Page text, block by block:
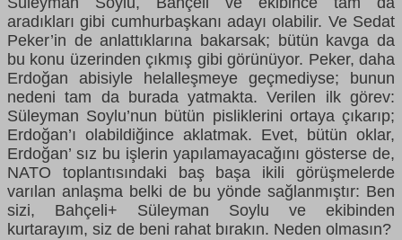
aradıkları gibi cumhurbaşkanı adayı olabilir. Ve Sedat
Peker’in de anlattıklarına bakarsak; bütün kavga da
bu konu üzerinden çıkmış gibi görünüyor. Peker, daha
Erdoğan abisiyle helalleşmeye geçmediyse; bunun
nedeni tam da burada yatmakta. Verilen ilk görev:
Süleyman Soylu’nun bütün pisliklerini ortaya çıkarıp;
Erdoğan’ı olabildiğince aklatmak. Evet, bütün oklar,
Erdoğan’ sız bu işlerin yapılamayacağını gösterse de,
NATO toplantısındaki baş başa ikili görüşmelerde
varılan anlaşma belki de bu yönde sağlanmıştır: Ben
sizi, Bahçeli+ Süleyman Soylu ve ekibinden
kurtarayım, siz de beni rahat bırakın. Neden olmasın?